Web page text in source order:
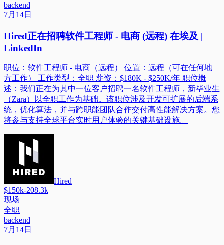
backend
7月14日
Hired正在招聘软件工程师 - 电商 (远程) 在埃及 |
LinkedIn
职位：软件工程师 - 电商（远程） 位置：远程（可在任何地
方工作） 工作类型：全职 薪资：$180K - $250K/年 职位概
述：我们正在为其中一位客户招聘一名软件工程师，新毕业生
（Zara）以全职工作为基础。该职位涉及开发可扩展的后端系
统，优化算法，并与跨职能团队合作交付高性能解决方案。您
将参与支持全球平台实时用户体验的关键基础设施。
Hired
$150k-208.3k
现场
全职
backend
7月14日